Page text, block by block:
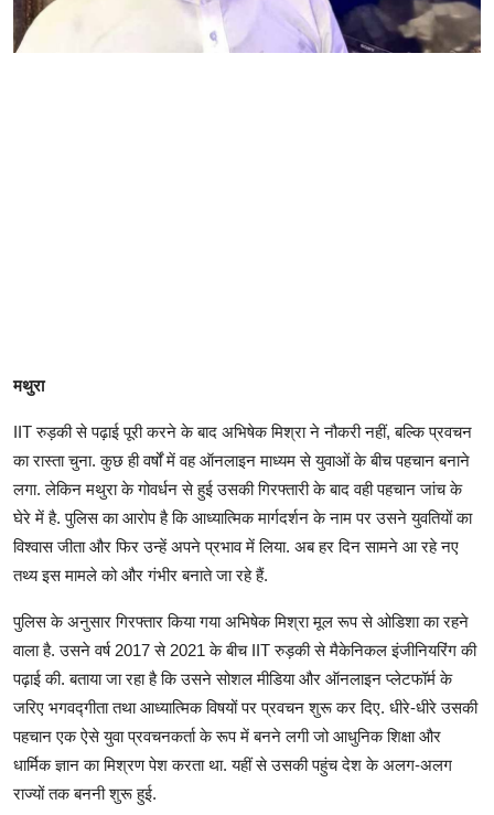
मथुरा
IIT रुड़की से पढ़ाई पूरी करने के बाद अभिषेक मिश्रा ने नौकरी नहीं, बल्कि प्रवचन
का रास्ता चुना. कुछ ही वर्षों में वह ऑनलाइन माध्यम से युवाओं के बीच पहचान बनाने
लगा. लेकिन मथुरा के गोवर्धन से हुई उसकी गिरफ्तारी के बाद वही पहचान जांच के
घेरे में है. पुलिस का आरोप है कि आध्यात्मिक मार्गदर्शन के नाम पर उसने युवतियों का
विश्वास जीता और फिर उन्हें अपने प्रभाव में लिया. अब हर दिन सामने आ रहे नए
तथ्य इस मामले को और गंभीर बनाते जा रहे हैं.
पुलिस के अनुसार गिरफ्तार किया गया अभिषेक मिश्रा मूल रूप से ओडिशा का रहने
वाला है. उसने वर्ष 2017 से 2021 के बीच IIT रुड़की से मैकेनिकल इंजीनियरिंग की
पढ़ाई की. बताया जा रहा है कि उसने सोशल मीडिया और ऑनलाइन प्लेटफॉर्म के
जरिए भगवद्गीता तथा आध्यात्मिक विषयों पर प्रवचन शुरू कर दिए. धीरे-धीरे उसकी
पहचान एक ऐसे युवा प्रवचनकर्ता के रूप में बनने लगी जो आधुनिक शिक्षा और
धार्मिक ज्ञान का मिश्रण पेश करता था. यहीं से उसकी पहुंच देश के अलग-अलग
राज्यों तक बननी शुरू हुई.